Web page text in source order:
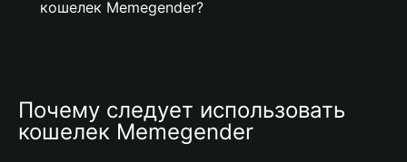
кошелек Memegender?
Почему следует использовать
кошелек Memegender